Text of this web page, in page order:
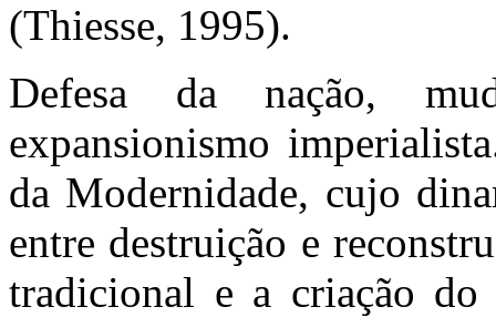
(Thiesse, 1995).
Defesa da nação,
expansionismo
da Modernidade, cujo
entre destruição e
tradicional e a criação